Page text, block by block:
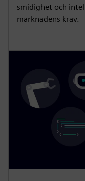
smidighet och
marknadens krav.